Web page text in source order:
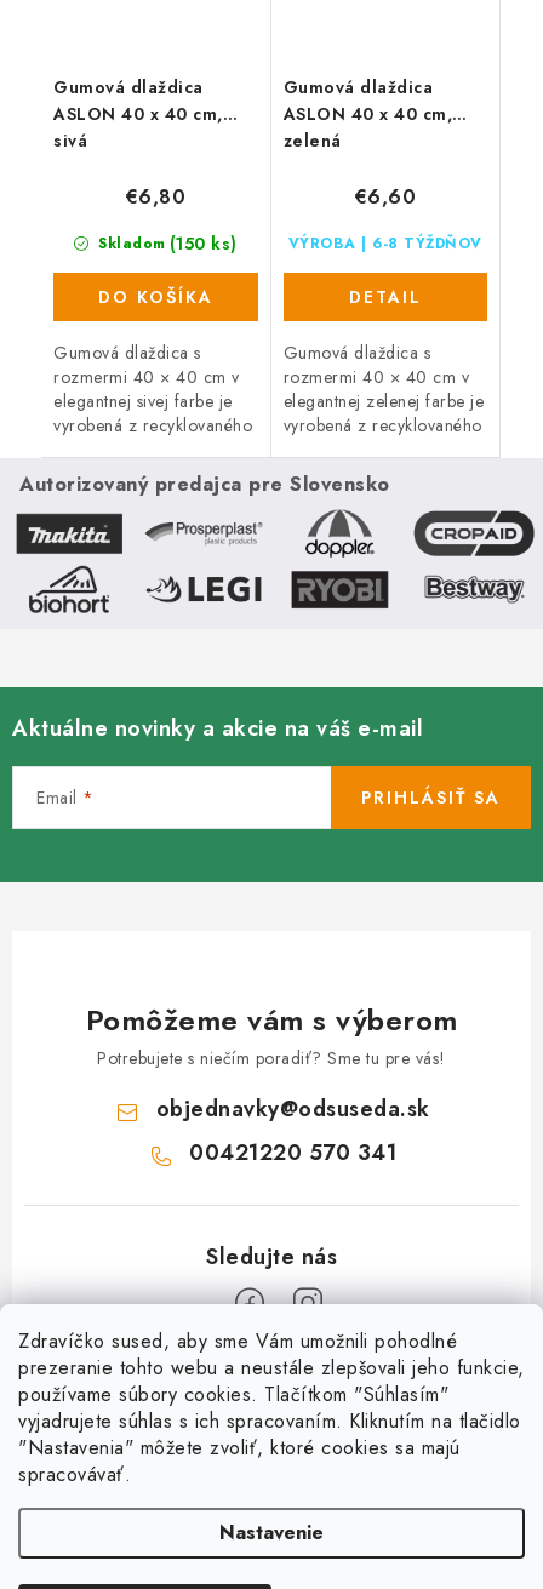
Zdravíčko sused, aby sme Vám umožnili pohodlné
prezeranie tohto webu a neustále zlepšovali jeho funkcie,
používame súbory cookies. Tlačítkom "Súhlasím"
vyjadrujete súhlas s ich spracovaním. Kliknutím na tlačidlo
"Nastavenia" môžete zvoliť, ktoré cookies sa majú
spracovávať.
Nastavenie
Gumová dlaždica
ASLON 40 x 40 cm,
sivá
Skladom (150 ks)
€6,80
DO KOŠÍKA
Gumová dlaždica s
rozmermi 40 × 40 cm v
elegantnej sivej farbe je
vyrobená z recyklovaného
Ponúka protišmykový
povrch, priepustnosť vody
a rýchle...
Gumová dlaždica
ASLON 40 x 40 cm,
zelená
VÝROBA | 6-8 TÝŽDŇOV
€6,60
DETAIL
Gumová dlaždica s
rozmermi 40 × 40 cm v
elegantnej zelenej farbe je
vyrobená z recyklovaného
Ponúka protišmykový
povrch, priepustnosť vody
a rýchle...
Autorizovaný predajca pre Slovensko
Aktuálne novinky a akcie na váš e-mail
Email PRIHLÁSIŤ SA
Pomôžeme vám s výberom
Potrebujete s niečím poradiť? Sme tu pre vás!
objednavky@odsuseda.sk
00421220 570 341
O nás
Kontakty
Susedov blog
Všetko o nákupe
Doprava a platba
Dokumenty